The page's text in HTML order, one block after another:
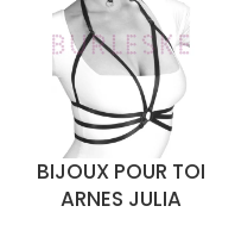
AÑADIR AL CARRITO
BIJOUX POUR TOI
ARNES JULIA